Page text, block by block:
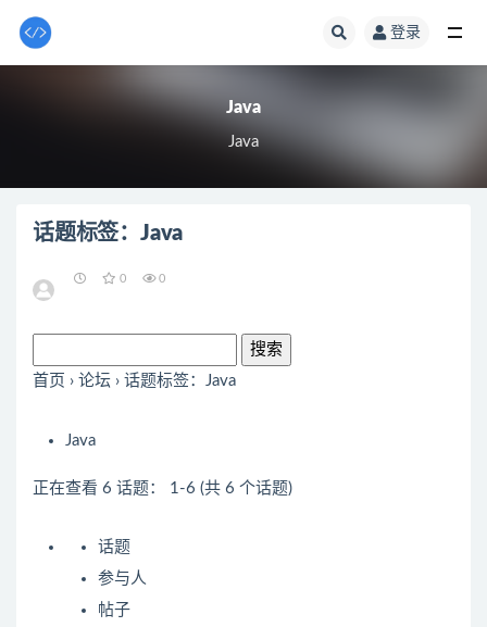
登录
Java
Java
话题标签：Java
0 0
首页 › 论坛 › 话题标签：Java
Java
正在查看 6 话题： 1-6 (共 6 个话题)
话题
参与人
帖子